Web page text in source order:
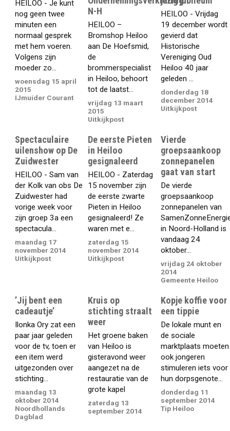
HEILOO - Je kunt
nog geen twee
minuten een
normaal gesprek
met hem voeren.
Volgens zijn
moeder zo...
woensdag 15 april
2015
IJmuider Courant
N-H
HEILOO –
Bromshop Heiloo
aan De Hoefsmid,
de
brommerspecialist
in Heiloo, behoort
tot de laatst...
vrijdag 13 maart
2015
Uitkijkpost
HEILOO - Vrijdag
19 december wordt
gevierd dat
Historische
Vereniging Oud
Heiloo 40 jaar
geleden ...
donderdag 18
december 2014
Uitkijkpost
Spectaculaire
uilenshow op De
Zuidwester
HEILOO - Sam van
der Kolk van obs De
Zuidwester had
vorige week voor
zijn groep 3a een
spectacula...
maandag 17
november 2014
Uitkijkpost
De eerste Pieten
in Heiloo
gesignaleerd
HEILOO - Zaterdag
15 november zijn
de eerste zwarte
Pieten in Heiloo
gesignaleerd! Ze
waren met e...
zaterdag 15
november 2014
Uitkijkpost
Vierde
groepsaankoop
zonnepanelen
gaat van start
De vierde
groepsaankoop
zonnepanelen van
in Noord-Holland is
vandaag 24
oktober...
vrijdag 24 oktober
2014
Gemeente Heiloo
’Jij bent een
cadeautje’
Ilonka Ory zat een
paar jaar geleden
voor de tv, toen er
een item werd
uitgezonden over
stichting...
maandag 13
oktober 2014
Noordhollands
Dagblad
Kruis op
stichting straalt
weer
Het groene baken
van Heiloo is
gisteravond weer
aangezet na de
restauratie van de
grote kapel
zaterdag 13
september 2014
Kopje koffie voor
een tippie
De lokale munt en
de sociale
marktplaats moeten
ook jongeren
stimuleren iets voor
hun dorpsgenote...
donderdag 11
september 2014
Tip Heiloo